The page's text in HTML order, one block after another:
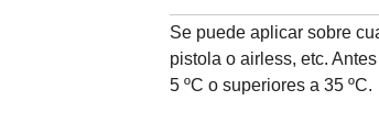
Se puede aplicar sobre
pistola o airless, etc.
5 ºC o superiores a 35 ºC.